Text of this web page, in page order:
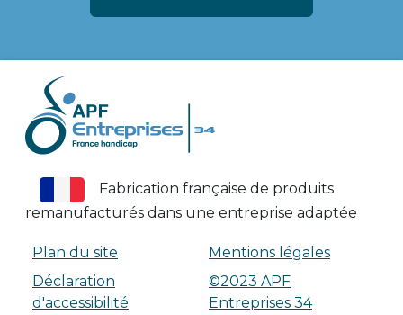
Fabrication française de produits
remanufacturés dans une entreprise adaptée
Plan du site
Mentions légales
Déclaration
d'accessibilité
©2023 APF
Entreprises 34